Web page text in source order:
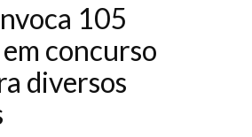
105
concurso
diversos